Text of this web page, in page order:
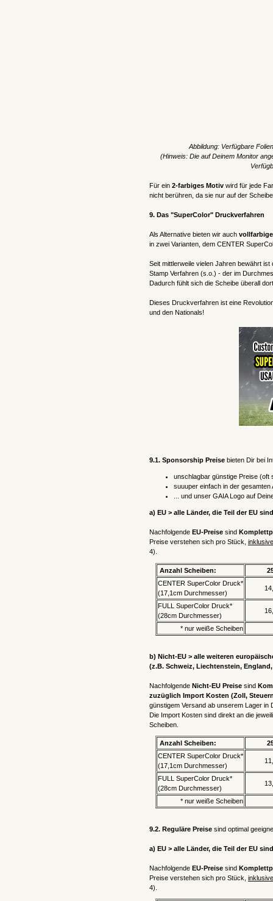
Abbildung: Verfügbare
(Hinweis: Die auf Deinem Monitor
Für ein 2-farbiges Motiv wird für jede
nicht berühren, da sie nur auf der
9. Das "SuperColor" Druckverfahren
Als Alternative bieten wir auch
in zwei Varianten, dem CENTER
Seit mittlerweile vielen Jahren bewährt
Stamp Verfahren (s.o.) - der im
Dadurch fühlt sich die Scheibe überall
Dieses Druckverfahren ist eine
und den Nationals!
9.1. Sponsorship Preise bieten Dir bei
unschlagbar günstige Preise (oft
suuuper einfach in der
... und unser GAIA Logo auf
a) EU > alle Länder, die Teil der EU sind
Nachfolgende EU-Preise sind
Preise verstehen sich pro Stück,
4).
Anzahl Scheiben:
CENTER SuperColor Druck*
(17,1cm Durchmesser)
FULL SuperColor Druck*
(28cm Durchmesser)
* nur weiße Scheiben
b) Nicht-EU > alle weiteren
(z.B. Schweiz, Liechtenstein,
Nachfolgende Nicht-EU Preise sind
zuzüglich Import Kosten (Zoll,
günstigem Versand ab unserem Lager
Die Import Kosten sind direkt an die
Scheiben.
Anzahl Scheiben:
CENTER SuperColor Druck*
(17,1cm Durchmesser)
FULL SuperColor Druck*
(28cm Durchmesser)
* nur weiße Scheiben
9.2. Reguläre Preise sind optimal
a) EU > alle Länder, die Teil der EU sind
Nachfolgende EU-Preise sind
Preise verstehen sich pro Stück,
4).